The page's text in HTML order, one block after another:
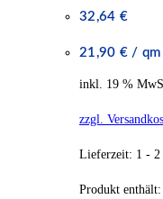
32,64 €
21,90 € /qm
inkl. 19 %
zzgl.
Lieferzeit: 1 - 2
Produkt